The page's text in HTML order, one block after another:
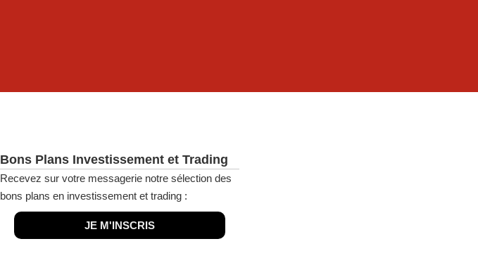
Bons Plans Investissement et Trading
Recevez sur votre messagerie notre sélection des
bons plans en investissement et trading :
JE M'INSCRIS